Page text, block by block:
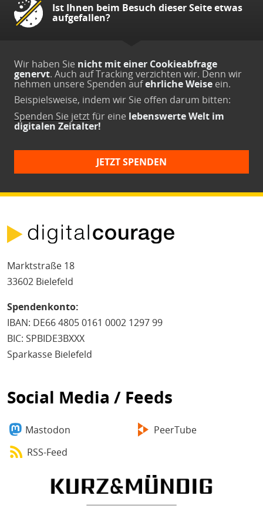
Ist Ihnen beim Besuch dieser Seite etwas
aufgefallen?
Wir haben Sie nicht mit einer Cookieabfrage
genervt. Auch auf Tracking verzichten wir. Denn wir
nehmen unsere Spenden aufehrliche Weise ein.
Beispielsweise, indem wir Sie offen darum bitten:
Spenden Sie jetztfür eine lebenswerte Welt im
digitalen Zeitalter!
JETZT SPENDEN
Marktstraße 18
33602 Bielefeld
Spendenkonto:
IBAN: DE66 4805 0161 0002 1297 99
BIC: SPBIDE3BXXX
Sparkasse Bielefeld
Social Media / Feeds
Mastodon
PeerTube
RSS-Feed